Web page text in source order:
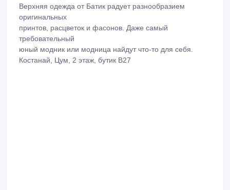
Верхняя одежда от Батик радует разнообразием
оригинальных
принтов, расцветок и фасонов. Даже самый
требовательный
юный модник или модница найдут что-то для себя.
Костанай, Цум, 2 этаж, бутик B27